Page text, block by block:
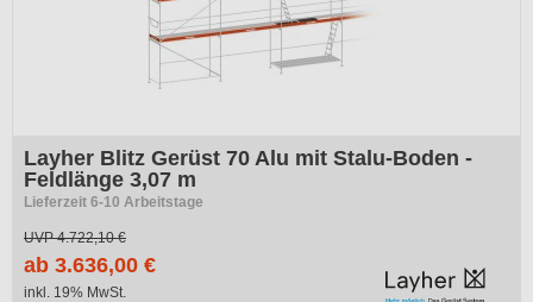
Layher Blitz Gerüst 70 Alu mit Stalu-Boden -
Feldlänge 3,07 m
Lieferzeit 6-10 Arbeitstage
UVP4.722,10 €
ab 3.636,00 €
inkl. 19% MwSt.